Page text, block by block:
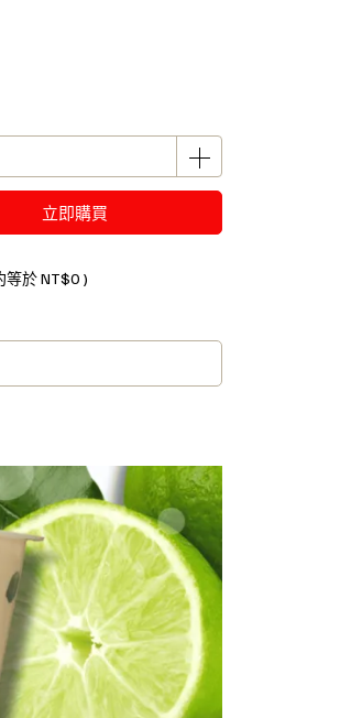
立即購買
等於NT$0 )